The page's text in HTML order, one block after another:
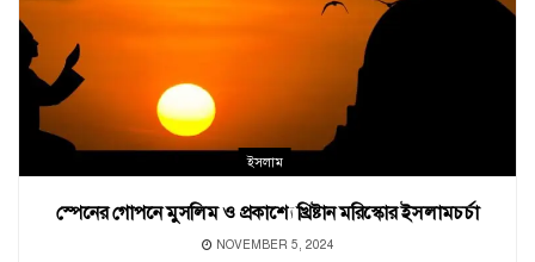
ইসলাম
স্পেনের গোপনে মুসলিম ও প্রকাশ্যে খ্রিষ্টান মরিস্কোর ইসলামচর্চা
NOVEMBER 5, 2024